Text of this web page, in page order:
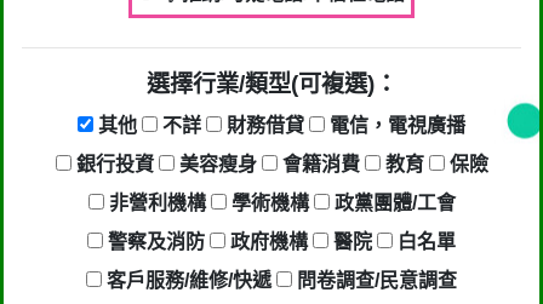
回報內容：0902037844張小姐他是民
間借款，他會用地政系統光電版大量私
拉你們的二類謄本，惡意大量蒐集你們
的房屋二類謄本，在未經你們同意下或
未經社區警衛同意下，進入社區或公
寓，到你家按電鈴拜訪你，你不在家的
話，他一定到你家信箱貼放紙條(名片)
選擇行業/類型(可複選)：
其他 不詳 財務借貸
電信，電視廣播
銀行投資
美容瘦身 會籍消費 教育
保險
非營利機構
學術機構
政黨團體/工會
警察及消防
政府機構 醫院
白名單
客戶服務/維修/快遞
問卷調查/民意調查